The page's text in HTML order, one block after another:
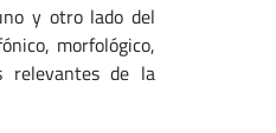
y otro lado del
morfológico,
relevantes de la